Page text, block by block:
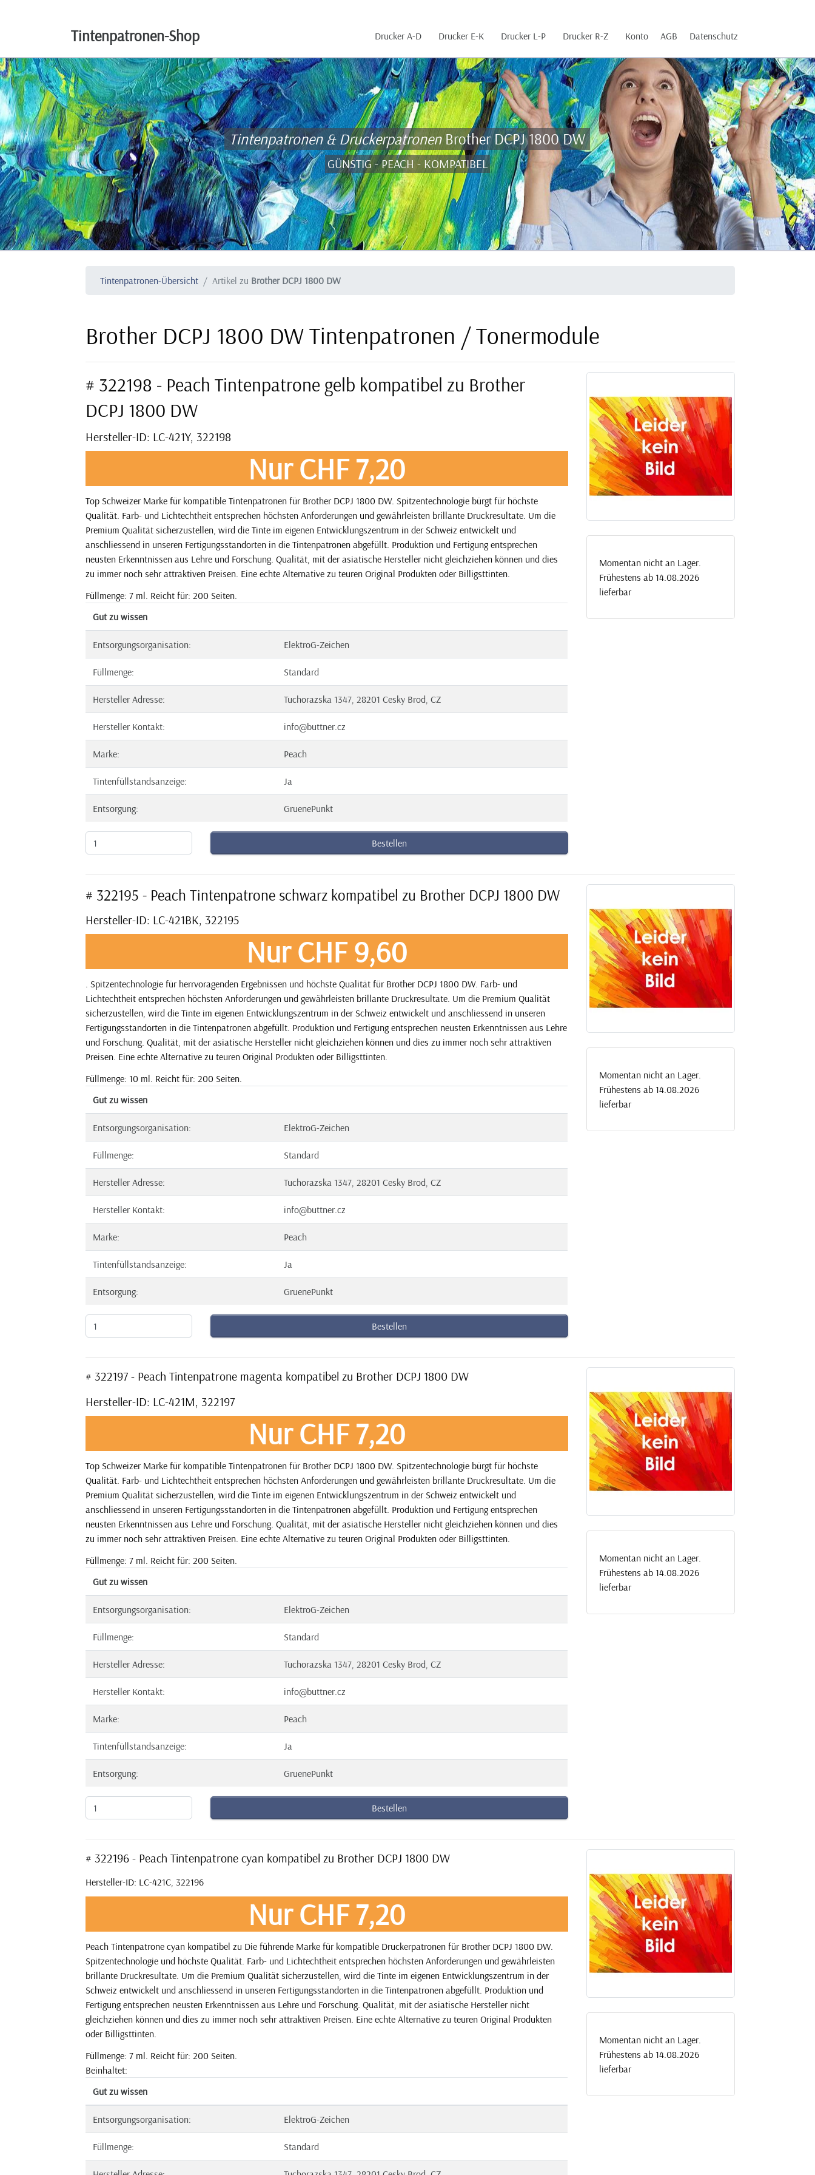
Tintenpatronen-Shop Drucker A-D Drucker E-K Drucker L-P Drucker R-Z Konto AGB Datenschutz
Tintenpatronen & Druckerpatronen Brother DCPJ 1800 DW
GÜNSTIG - PEACH - KOMPATIBEL
Tintenpatronen-Übersicht Artikel zu Brother DCPJ 1800 DW
Brother DCPJ 1800 DW Tintenpatronen / Tonermodule
# 322198 - Peach Tintenpatrone gelb kompatibel zu Brother
DCPJ 1800 DW
Hersteller-ID: LC-421Y, 322198
Nur CHF 7,20
Top Schweizer Marke für kompatible Tintenpatronen für Brother DCPJ 1800 DW. Spitzentechnologie bürgt für höchste
Qualität. Farb- und Lichtechtheit entsprechen höchsten Anforderungen und gewährleisten brillante Druckresultate. Um die
Premium Qualität sicherzustellen, wird die Tinte im eigenen Entwicklungszentrum in der Schweiz entwickelt und
anschliessend in unseren Fertigungsstandorten in die Tintenpatronen abgefüllt. Produktion und Fertigung entsprechen
neusten Erkenntnissen aus Lehre und Forschung. Qualität, mit der asiatische Hersteller nicht gleichziehen können und dies
zu immer noch sehr attraktiven Preisen. Eine echte Alternative zu teuren Original Produkten oder Billigsttinten.
Füllmenge: 7 ml. Reicht für: 200 Seiten.
Gut zu wissen
Entsorgungsorganisation: ElektroG-Zeichen
Füllmenge: Standard
Hersteller Adresse: Tuchorazska 1347, 28201 Cesky Brod, CZ
Hersteller Kontakt: info@buttner.cz
Marke: Peach
Tintenfüllstandsanzeige: Ja
Entsorgung: GruenePunkt
Bestellen
Momentan nicht an Lager.
Frühestens ab 14.08.2026
lieferbar
# 322195 - Peach Tintenpatrone schwarz kompatibel zu Brother DCPJ 1800 DW
Hersteller-ID: LC-421BK, 322195
Nur CHF 9,60
. Spitzentechnologie für herrvoragenden Ergebnissen und höchste Qualität für Brother DCPJ 1800 DW. Farb- und
Lichtechtheit entsprechen höchsten Anforderungen und gewährleisten brillante Druckresultate. Um die Premium Qualität
sicherzustellen, wird die Tinte im eigenen Entwicklungszentrum in der Schweiz entwickelt und anschliessend in unseren
Fertigungsstandorten in die Tintenpatronen abgefüllt. Produktion und Fertigung entsprechen neusten Erkenntnissen aus Lehre
und Forschung. Qualität, mit der asiatische Hersteller nicht gleichziehen können und dies zu immer noch sehr attraktiven
Preisen. Eine echte Alternative zu teuren Original Produkten oder Billigsttinten.
Füllmenge: 10 ml. Reicht für: 200 Seiten.
Gut zu wissen
Entsorgungsorganisation: ElektroG-Zeichen
Füllmenge: Standard
Hersteller Adresse: Tuchorazska 1347, 28201 Cesky Brod, CZ
Hersteller Kontakt: info@buttner.cz
Marke: Peach
Tintenfüllstandsanzeige: Ja
Entsorgung: GruenePunkt
Bestellen
Momentan nicht an Lager.
Frühestens ab 14.08.2026
lieferbar
# 322197 - Peach Tintenpatrone magenta kompatibel zu Brother DCPJ 1800 DW
Hersteller-ID: LC-421M, 322197
Nur CHF 7,20
Top Schweizer Marke für kompatible Tintenpatronen für Brother DCPJ 1800 DW. Spitzentechnologie bürgt für höchste
Qualität. Farb- und Lichtechtheit entsprechen höchsten Anforderungen und gewährleisten brillante Druckresultate. Um die
Premium Qualität sicherzustellen, wird die Tinte im eigenen Entwicklungszentrum in der Schweiz entwickelt und
anschliessend in unseren Fertigungsstandorten in die Tintenpatronen abgefüllt. Produktion und Fertigung entsprechen
neusten Erkenntnissen aus Lehre und Forschung. Qualität, mit der asiatische Hersteller nicht gleichziehen können und dies
zu immer noch sehr attraktiven Preisen. Eine echte Alternative zu teuren Original Produkten oder Billigsttinten.
Füllmenge: 7 ml. Reicht für: 200 Seiten.
Gut zu wissen
Entsorgungsorganisation: ElektroG-Zeichen
Füllmenge: Standard
Hersteller Adresse: Tuchorazska 1347, 28201 Cesky Brod, CZ
Hersteller Kontakt: info@buttner.cz
Marke: Peach
Tintenfüllstandsanzeige: Ja
Entsorgung: GruenePunkt
Bestellen
Momentan nicht an Lager.
Frühestens ab 14.08.2026
lieferbar
# 322196 - Peach Tintenpatrone cyan kompatibel zu Brother DCPJ 1800 DW
Hersteller-ID: LC-421C, 322196
Nur CHF 7,20
Peach Tintenpatrone cyan kompatibel zu Die führende Marke für kompatible Druckerpatronen für Brother DCPJ 1800 DW.
Spitzentechnologie und höchste Qualität. Farb- und Lichtechtheit entsprechen höchsten Anforderungen und gewährleisten
brillante Druckresultate. Um die Premium Qualität sicherzustellen, wird die Tinte im eigenen Entwicklungszentrum in der
Schweiz entwickelt und anschliessend in unseren Fertigungsstandorten in die Tintenpatronen abgefüllt. Produktion und
Fertigung entsprechen neusten Erkenntnissen aus Lehre und Forschung. Qualität, mit der asiatische Hersteller nicht
gleichziehen können und dies zu immer noch sehr attraktiven Preisen. Eine echte Alternative zu teuren Original Produkten
oder Billigsttinten.
Füllmenge: 7 ml. Reicht für: 200 Seiten.
Beinhaltet:
Gut zu wissen
Entsorgungsorganisation: ElektroG-Zeichen
Füllmenge: Standard
Momentan nicht an Lager.
Frühestens ab 14.08.2026
lieferbar